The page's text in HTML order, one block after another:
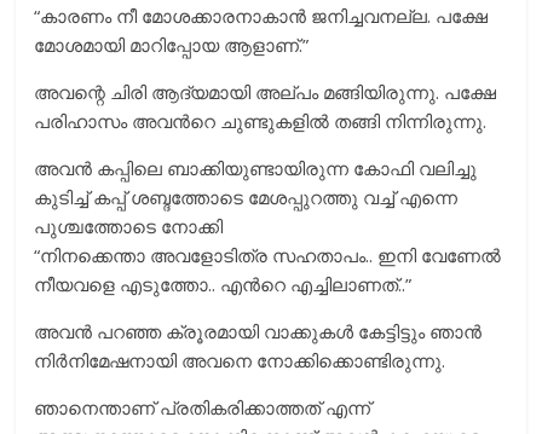
“കാരണം നീ മോശക്കാരനാകാൻ ജനിച്ചവനല്ല. പക്ഷേ
മോശമായി മാറിപ്പോയ ആളാണ്.”
അവന്റെ ചിരി ആദ്യമായി അല്പം മങ്ങിയിരുന്നു. പക്ഷേ
പരിഹാസം അവന്‍റെ ചുണ്ടുകളില്‍ തങ്ങി നിന്നിരുന്നു.
അവന്‍ കപ്പിലെ ബാക്കിയുണ്ടായിരുന്ന കോഫി വലിച്ചു
കുടിച്ച് കപ്പ് ശബ്ദത്തോടെ മേശപ്പുറത്തു വച്ച് എന്നെ
പുശ്ചത്തോടെ നോക്കി
“നിനക്കെന്താ അവളോടിത്ര സഹതാപം.. ഇനി വേണേല്‍
നീയവളെ എടുത്തോ.. എന്‍റെ എച്ചിലാണത്..”
അവന്‍ പറഞ്ഞ ക്രൂരമായി വാക്കുകള്‍ കേട്ടിട്ടും ഞാന്‍
നിര്‍നിമേഷനായി അവനെ നോക്കിക്കൊണ്ടിരുന്നു.
ഞാനെന്താണ് പ്രതികരിക്കാത്തത് എന്ന്